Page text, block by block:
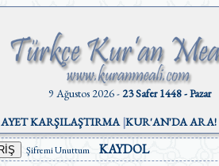
9 Ağustos 2026 -23 Safer 1448 - Pazar
AYET KARŞILAŞTIRMA|KUR'AN'DA ARA!
Şifremi Unuttum KAYDOL